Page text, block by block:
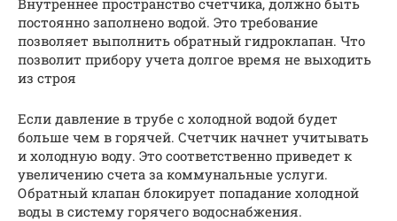
постоянно заполнено водой. Это требование
позволяет выполнить обратный гидроклапан. Что
позволит прибору учета долгое время не выходить
из строя
Если давление в трубе с холодной водой будет
больше чем в горячей. Счетчик начнет учитывать
и холодную воду. Это соответственно приведет к
увеличению счета за коммунальные услуги.
Обратный клапан блокирует попадание холодной
воды в систему горячего водоснабжения.